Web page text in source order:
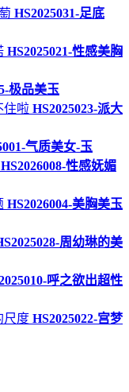
HS2025031-足底
HS2025021-性感美胸
极品美玉
HS2025023-派大
气质美女-玉
HS2026008-性感妩媚
HS2026004-美胸美玉
周幼琳的美
呼之欲出超性
HS2025022-宫梦